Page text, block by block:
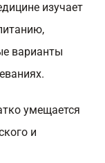
изучает
варианты
умещается
и